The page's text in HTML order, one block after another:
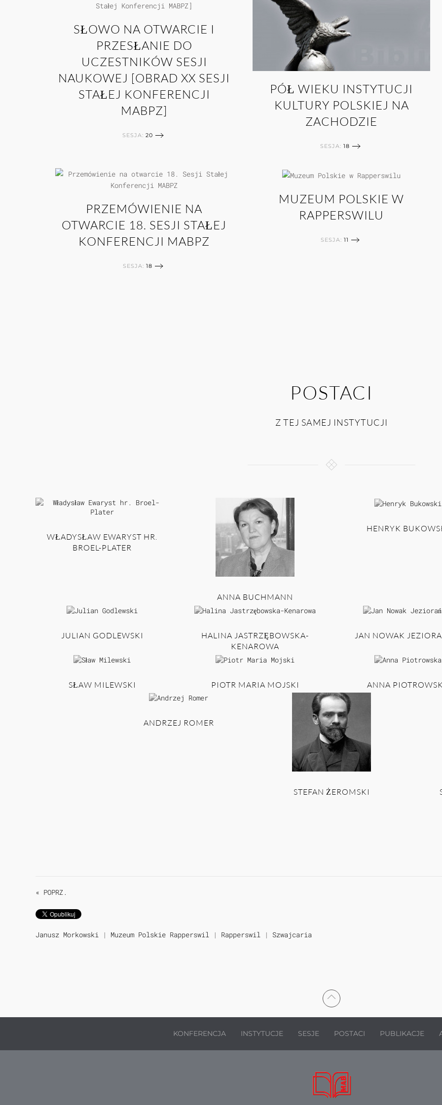
SŁOWO NA OTWARCIE I
PRZESŁANIE DO
UCZESTNIKÓW SESJI
NAUKOWEJ [OBRAD XX SESJI
STAŁEJ KONFERENCJI
MABPZ]
SESJA: 20
PÓŁ WIEKU INSTYTUCJI
KULTURY POLSKIEJ NA
ZACHODZIE
SESJA: 18
PRZEMÓWIENIE NA
OTWARCIE 18. SESJI STAŁEJ
KONFERENCJI MABPZ
SESJA: 18
MUZEUM POLSKIE W
RAPPERSWILU
SESJA: 11
POSTACI
Z TEJ SAMEJ INSTYTUCJI
WŁADYSŁAW EWARYST HR.
BROEL-PLATER
ANNA BUCHMANN
HENRYK
JULIAN GODLEWSKI
HALINA JASTRZĘBOWSKA-
KENAROWA
JAN NOWAK
SŁAW MILEWSKI PIOTR MARIA MOJSKI ANNA
ANDRZEJ ROMER
STEFAN ŻEROMSKI
« POPRZ.
Janusz Morkowski | Muzeum Polskie Rapperswil | Rapperswil | Szwajcaria
KONFERENCJA INSTYTUCJE SESJE POSTACI PUBLIKACJE